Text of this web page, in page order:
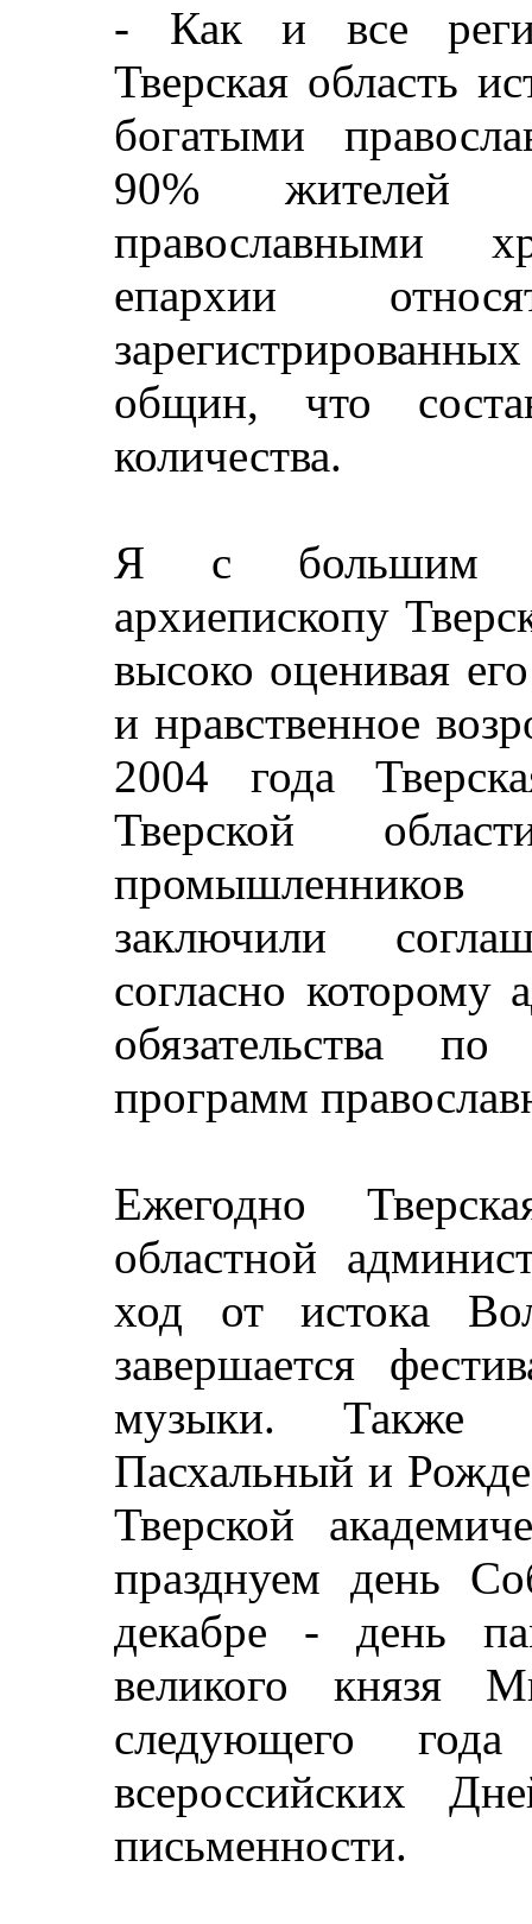
- Как и все
Тверская область
богатыми
90% жителей
православными
епархии
общин, что
количества.
Я с большим
архиепископу
высоко оценивая
и нравственное
2004 года
Тверской
заключили
согласно которому
обязательства
программ
Ежегодно
областной
ход от истока
завершается
музыки. Также
Пасхальный и
Тверской
празднуем день
декабре - день
великого князя
следующего
всероссийских
письменности.